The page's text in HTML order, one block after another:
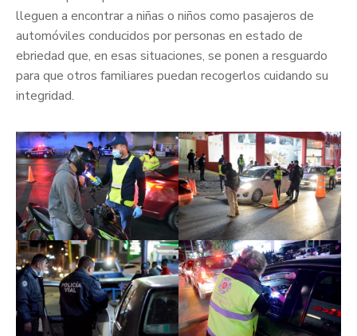
lleguen a encontrar a niñas o niños como pasajeros de
automóviles conducidos por personas en estado de
ebriedad que, en esas situaciones, se ponen a resguardo
para que otros familiares puedan recogerlos cuidando su
integridad.